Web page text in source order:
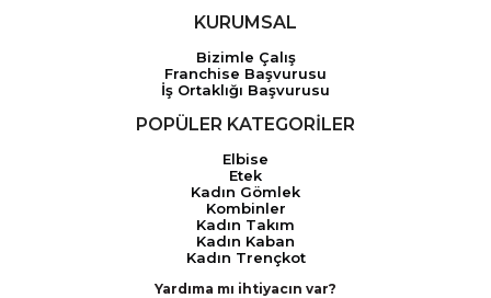
KURUMSAL
Bizimle Çalış
Franchise Başvurusu
İş Ortaklığı Başvurusu
POPÜLER KATEGORİLER
Elbise
Etek
Kadın Gömlek
Kombinler
Kadın Takım
Kadın Kaban
Kadın Trençkot
Yardıma mı ihtiyacın var?